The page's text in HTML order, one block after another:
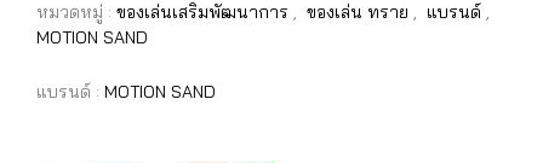
หมวดหมู่ : ของเล่นเสริมพัฒนาการ , ของเล่น ทราย , แบรนด์ ,
MOTION SAND
แบรนด์ : MOTION SAND